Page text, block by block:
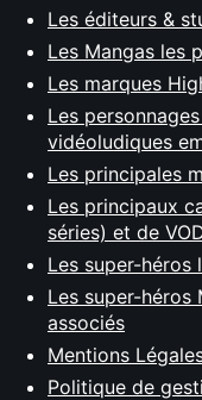
Les éditeurs &
Les Mangas les
Les marques
Les
vidéoludiques
Les principales
Les principaux
séries) et de
Les super-héros
Les super-héros
associés
Mentions
Politique de